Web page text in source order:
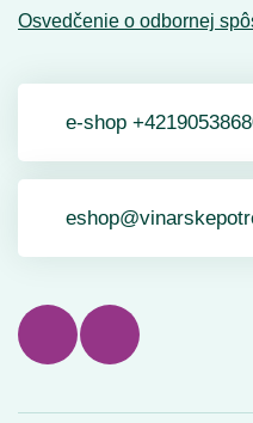
Osvedčenie o odbornej
e-shop